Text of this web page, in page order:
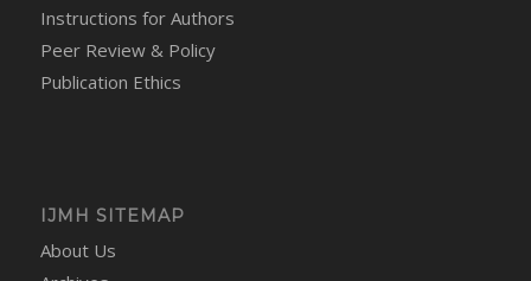
Instructions for Authors
Peer Review & Policy
Publication Ethics
IJMH SITEMAP
About Us